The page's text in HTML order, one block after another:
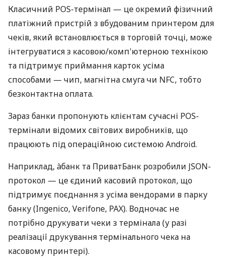
Класичний POS-термінал — це окремий фізичний
платіжний пристрій з вбудованим принтером для
чеків, який встановлюється в торговій точці, може
інтегруватися з касовою/комп'ютерною технікою
та підтримує приймання карток усіма
способами — чип, магнітна смуга чи NFC, тобто
безконтактна оплата.
Зараз банки пропонують клієнтам сучасні POS-
термінали відомих світових виробників, що
працюють під операційною системою Android.
Наприклад, àбанк та ПриватБанк розробили JSON-
протокол — це єдиний касовий протокол, що
підтримує поєднання з усіма вендорами в парку
банку (Ingenico, Verifone, PAX). Водночас не
потрібно друкувати чеки з термінала (у разі
реалізації друкування термінального чека на
касовому принтері).